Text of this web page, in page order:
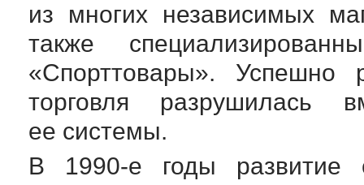
из многих независимых
также
«Спорттовары». Успешно
торговля разрушилась
ее системы.
В 1990-е годы развитие